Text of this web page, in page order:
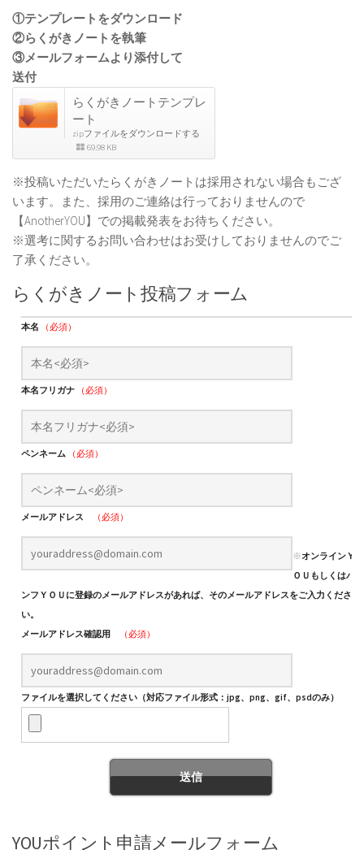
①テンプレートをダウンロード
②らくがきノートを執筆
③メールフォームより添付して
送付
らくがきノートテンプレ
ート
zipファイルをダウンロードする
69.98 KB
※投稿いただいたらくがきノートは採用されない場合もござ
います。また、採用のご連絡は行っておりませんので
【AnotherYOU】での掲載発表をお待ちください。
※選考に関するお問い合わせはお受けしておりませんのでご
了承ください。
らくがきノート投稿フォーム
本名 （必須）
本名フリガナ （必須）
ペンネーム （必須）
メールアドレス （必須）
※オンラインＹ
ＯＵもしくはパ
ンフＹＯＵに登録のメールアドレスがあれば、そのメールアドレスをご入力くださ
い。
メールアドレス確認用
（必須）
ファイルを選択してください（対応ファイル形式：jpg、png、gif、psdのみ）
YOUポイント申請メールフォーム